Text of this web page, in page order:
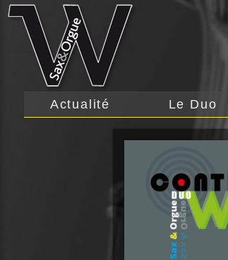
Actualité Le Duo